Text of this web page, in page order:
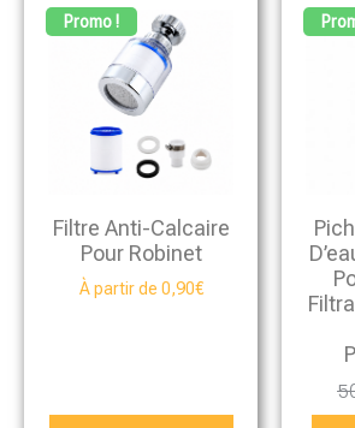
Promo !
Filtre Anti-Calcaire
Pour Robinet
À partir de 0,90€